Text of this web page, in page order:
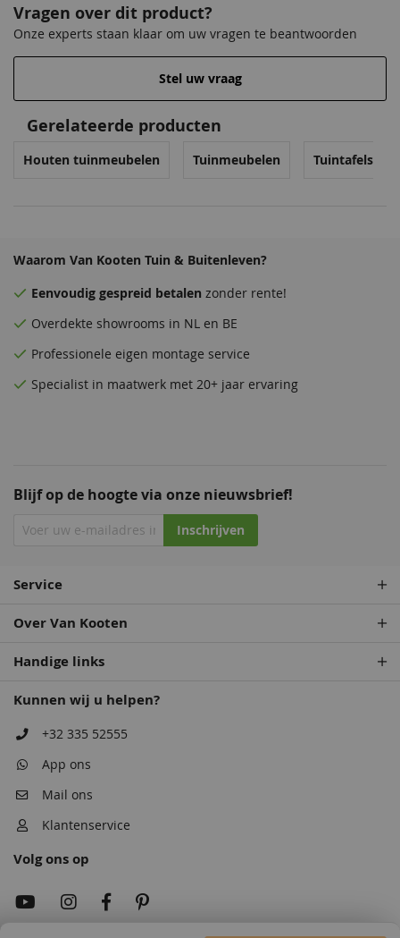
Vragen over dit product?
Onze experts staan klaar om uw vragen te beantwoorden
Stel uw vraag
Gerelateerde producten
Houten tuinmeubelen Tuinmeubelen Tuintafels
Blijf op de hoogte via onze nieuwsbrief!
Inschrijven
Waarom Van Kooten Tuin & Buitenleven?
Eenvoudig gespreid betalen zonder rente!
Overdekte showrooms in NL en BE
Professionele eigen montage service
Specialist in maatwerk met 20+ jaar ervaring
Service
Over Van Kooten
Handige links
Kunnen wij u helpen?
+32 335 52555
App ons
Mail ons
Klantenservice
Volg ons op